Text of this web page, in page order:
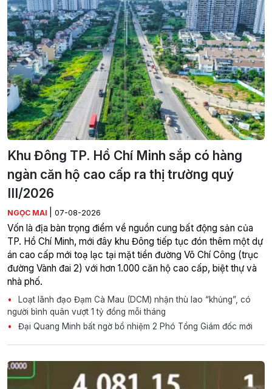
Khu Đông TP. Hồ Chí Minh sắp có hàng
ngàn căn hộ cao cấp ra thị trường quý
III/2026
NGỌC MAI 07-08-2026
Vốn là địa bàn trọng điểm về nguồn cung bất động sản của
TP. Hồ Chí Minh, mới đây khu Đông tiếp tục đón thêm một dự
án cao cấp mới toạ lạc tại mặt tiền đường Võ Chí Công (trục
đường Vành đai 2) với hơn 1.000 căn hộ cao cấp, biệt thự và
nhà phố.
Loạt lãnh đạo Đạm Cà Mau (DCM) nhận thù lao “khủng”, có
người bình quân vượt 1 tỷ đồng mỗi tháng
Đại Quang Minh bất ngờ bổ nhiệm 2 Phó Tổng Giám đốc mới